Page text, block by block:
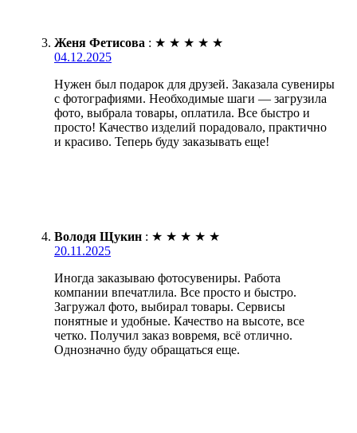
Женя Фетисова : ★ ★ ★ ★ ★
04.12.2025
Нужен был подарок для друзей. Заказала сувениры
с фотографиями. Необходимые шаги — загрузила
фото, выбрала товары, оплатила. Все быстро и
просто! Качество изделий порадовало, практично
и красиво. Теперь буду заказывать еще!
Володя Щукин : ★ ★ ★ ★ ★
20.11.2025
Иногда заказываю фотосувениры. Работа
компании впечатлила. Все просто и быстро.
Загружал фото, выбирал товары. Сервисы
понятные и удобные. Качество на высоте, все
четко. Получил заказ вовремя, всё отлично.
Однозначно буду обращаться еще.